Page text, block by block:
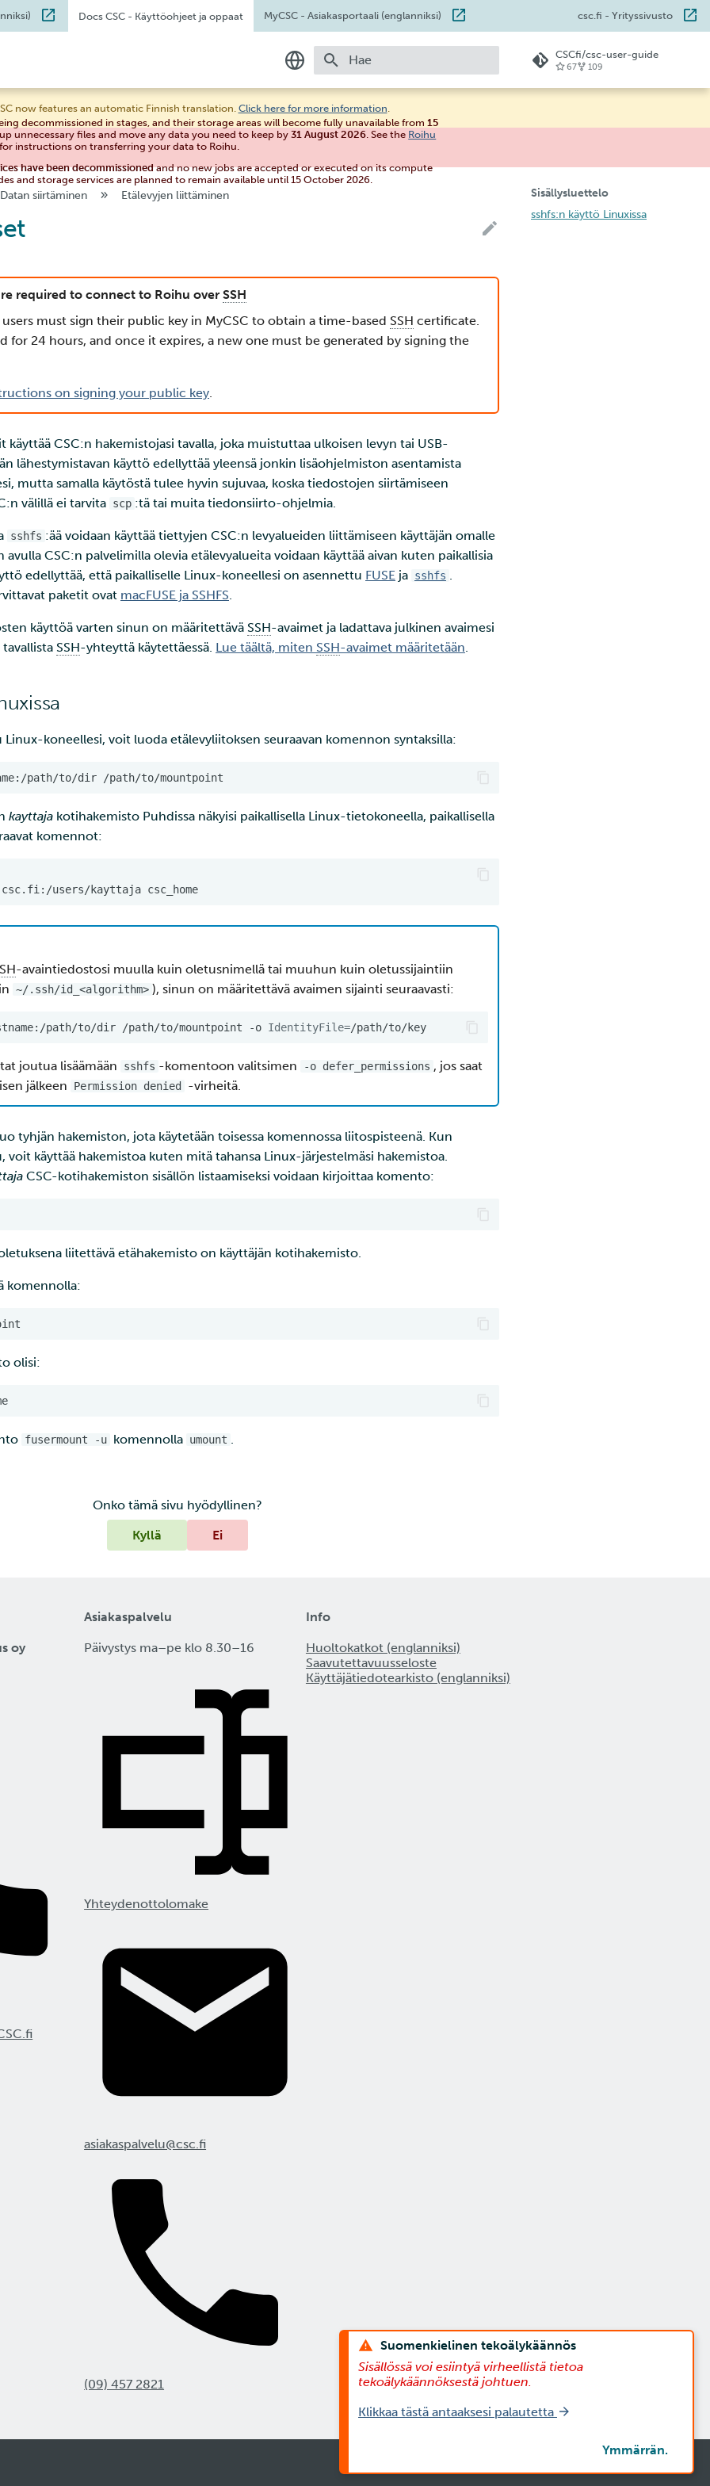
Docs CSC - Käyttöohjeet ja oppaat MyCSC - Asiakasportaali (englanniksi) csc.fi - Yrityssivusto
In English
Aloitetaan hakua
CSCfi/csc-user-guide
67 109
now features an automatic Finnish translation. Click here for more information
decommissioned in stages, and their storage areas will become fully unavailable from15
up unnecessary files and move any data you need to keep by31 August 2026 . See the Roihu
for instructions on transferring your data to Roihu.
have been decommissionedand no new jobs are accepted or executed on its compute
and storage services are planned to remain available until 15 October 2026.
Sisällysluettelo
sshfs:n käyttö Linuxissa
Datan siirtäminen Etälevyjen liittäminen
required to connect to Roihu over SSH
must sign their public key in MyCSC to obtain a time-based SSH certificate.
for 24 hours, and once it expires, a new one must be generated by signing the
on signing your public key.
käyttää CSC:n hakemistojasi tavalla, joka muistuttaa ulkoisen levyn tai USB-
lähestymistavan käyttö edellyttää yleensä jonkin lisäohjelmiston asentamista
mutta samalla käytöstä tulee hyvin sujuvaa, koska tiedostojen siirtämiseen
välillä ei tarvita scp :tä tai muita tiedonsiirto-ohjelmia.
sshfs :ää voidaan käyttää tiettyjen CSC:n levyalueiden liittämiseen käyttäjän omalle
avulla CSC:n palvelimilla olevia etälevyalueita voidaan käyttää aivan kuten paikallisia
edellyttää, että paikalliselle Linux-koneellesi on asennettu FUSE ja sshfs .
paketit ovat macFUSE ja SSHFS.
käyttöä varten sinun on määritettävä SSH-avaimet ja ladattava julkinen avaimesi
SSH-yhteyttä käytettäessä. Lue täältä, miten SSH-avaimet määritetään.
koneellesi, voit luoda etälevyliitoksen seuraavan komennon syntaksilla:
path/to/dir
kayttaja kotihakemisto Puhdissa näkyisi paikallisella Linux-tietokoneella, paikallisella
komennot:
users/kayttaja
-avaintiedostosi muulla kuin oletusnimellä tai muuhun kuin oletussijaintiin
~/.ssh/id_<algorithm> ), sinun on määritettävä avaimen sijainti seuraavasti:
path/to/dir /path/to/mountpoint -o IdentityFile=
joutua lisäämään sshfs -komentoon valitsimen -o defer_permissions , jos saat
jälkeen
Permission denied -virheitä.
tyhjän hakemiston, jota käytetään toisessa komennossa liitospisteenä. Kun
käyttää hakemistoa kuten mitä tahansa Linux-järjestelmäsi hakemistoa.
CSC-kotihakemiston sisällön listaamiseksi voidaan kirjoittaa komento:
liitettävä etähakemisto on käyttäjän kotihakemisto.
komennolla:
olisi:
fusermount -u komennolla umount .
Onko tämä sivu hyödyllinen?
Kyllä
Ei
oy
Asiakaspalvelu
Päivystys ma–pe klo 8.30–16
Yhteydenottolomake
asiakaspalvelu@csc.fi
(09) 457 2821
Info
Huoltokatkot (englanniksi)
Saavutettavuusseloste
Käyttäjätiedotearkisto (englanniksi)
Suomenkielinen tekoälykäännös
Sisällössä voi esiintyä virheellistä tietoa
tekoälykäännöksestä johtuen.
Klikkaa tästä antaaksesi palautetta
Ymmärrän.